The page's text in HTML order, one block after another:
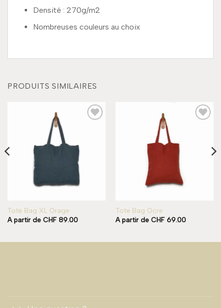
Densité : 270g/m2
Nombreuses couleurs au choix
PRODUITS SIMILAIRES
Tote Bag XL Orage
A partir de CHF89.00
Tote Bag Ocre
A partir de CHF69.00